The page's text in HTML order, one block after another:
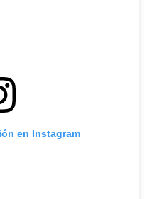
en Instagram